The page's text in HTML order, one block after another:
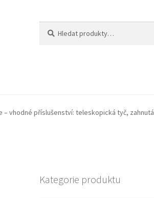
vhodné příslušenství: teleskopická tyč, zahnutá
Kategorie produktu